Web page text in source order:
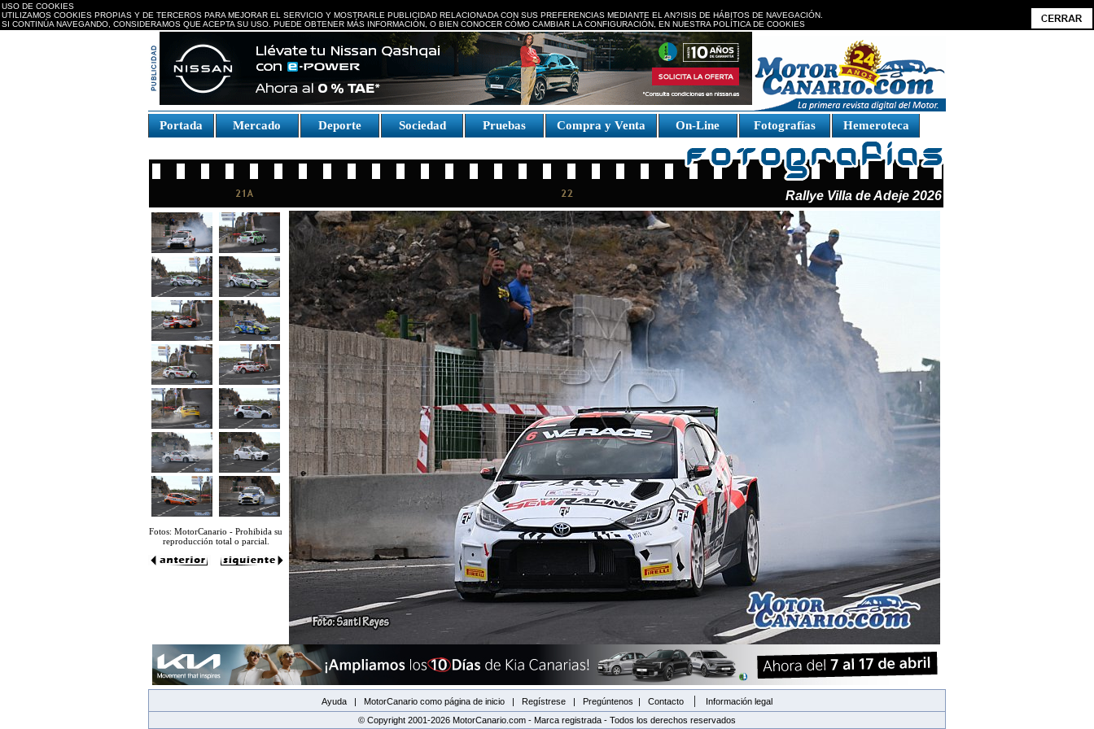
USO DE COOKIES
UTILIZAMOS COOKIES PROPIAS Y DE TERCEROS PARA MEJORAR EL SERVICIO Y MOSTRARLE PUBLICIDAD RELACIONADA CON SUS PREFERENCIAS MEDIANTE EL AN?ISIS DE HÁBITOS DE NAVEGACIÓN.
SI CONTINÚA NAVEGANDO, CONSIDERAMOS QUE ACEPTA SU USO. PUEDE OBTENER MÁS INFORMACIÓN, O BIEN CONOCER CÓMO CAMBIAR LA CONFIGURACIÓN, EN NUESTRA POLÍTICA DE COOKIES
Portada Mercado Deporte Sociedad Pruebas Compra y Venta On-Line Fotografías Hemeroteca
Rallye Villa de Adeje 2026
Fotos: MotorCanario - Prohibida su
reproducción total o parcial.
Ayuda | MotorCanario como página de inicio | Regístrese | Pregúntenos | Contacto |
Información legal
© Copyright 2001-2026 MotorCanario.com - Marca registrada - Todos los derechos reservados